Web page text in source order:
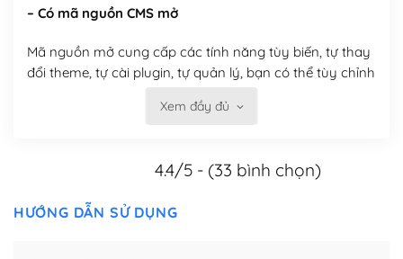
– Có mã nguồn CMS mở
Mã nguồn mở cung cấp các tính năng tùy biến, tự thay
đổi theme, tự cài plugin, tự quản lý, bạn có thể tùy chỉnh
Có thể tùy biến trên website WordPress
Xem đầy đủ
4.4/5 - (33 bình chọn)
HƯỚNG DẪN SỬ DỤNG